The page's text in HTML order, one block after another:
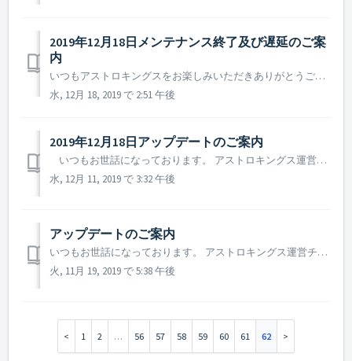
2019年12月18日メンテナンス終了及び遅延のご案
内
いつもアストロキングスをお楽しみいただきありがとうございます。 アストロキングス運営チームです。 2019年12月18日のアップデートは無事完了し、其々のストアにファイル公開要請致しました。 Google Storeをご利用の司令官の方々は、通常通りアップデート及びゲームログインが可能でござい...
水, 12月 18, 2019 で 2:51 午後
2019年12月18日アップデートのご案内
いつもお世話になっております。 アストロキングス運営チームです。 2019年12月18日のアップデート予定の内容についてご案内致します。 (アップデート予定の内容は、実際のアップデートの際、一部変更となる可能性もございます。) ▶ 12月18日アップデート予定の内容 (メン...
水, 12月 11, 2019 で 3:32 午後
アップデートのご案内
いつもお世話になっております。 アストロキングス運営チームです。 2019年11月20日に実施予定のアップデート内容について一部変更がございますので、ご案内致します。 ▶ 11月20日アップデート内容のご案内 ※ アップデート日時及び内容は一部変更する可能性もございます。また、変更の際...
火, 11月 19, 2019 で 5:38 午後
1 2 … 56 57 58 59 60 61 62